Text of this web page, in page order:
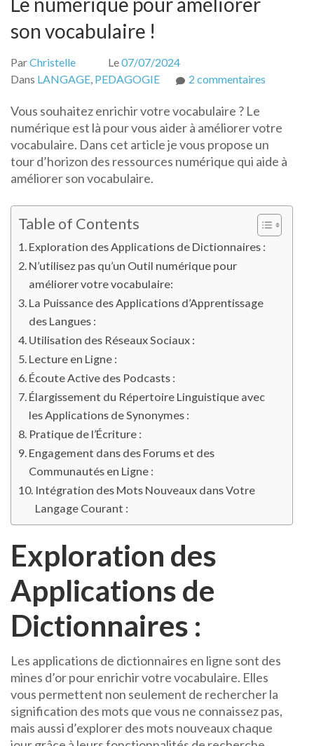
son vocabulaire !
ParChristelle Le07/07/2024
Dans LANGAGE, PEDAGOGIE 2 commentaires
pour
améliorer
son
Vous souhaitez enrichir votre vocabulaire ? Le
numérique est là pour vous aider à améliorer votre
vocabulaire. Dans cet article je vous propose un
tour d’horizon des ressources numérique qui aide à
améliorer son vocabulaire.
Table of Contents
Exploration des Applications de Dictionnaires :
N’utilisez pas qu’un Outil numérique pour
améliorer votre vocabulaire:
La Puissance des Applications d’Apprentissage
des Langues :
Utilisation des Réseaux Sociaux :
Lecture en Ligne :
Écoute Active des Podcasts :
Élargissement du Répertoire Linguistique avec
les Applications de Synonymes :
Pratique de l’Écriture :
Engagement dans des Forums et des
Communautés en Ligne :
Intégration des Mots Nouveaux dans Votre
Langage Courant :
Exploration des
Applications de
Dictionnaires :
Les applications de dictionnaires en ligne sont des
mines d’or pour enrichir votre vocabulaire. Elles
vous permettent non seulement de rechercher la
signification des mots que vous ne connaissez pas,
mais aussi d’explorer des mots nouveaux chaque